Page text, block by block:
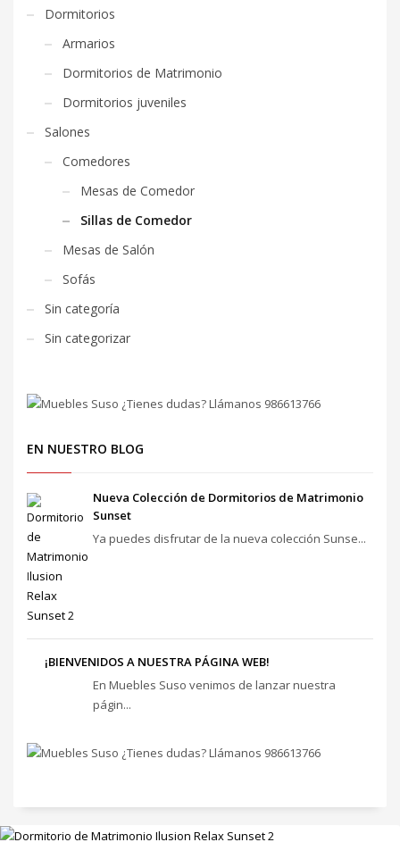
Dormitorios
Armarios
Dormitorios de Matrimonio
Dormitorios juveniles
Salones
Comedores
Mesas de Comedor
Sillas de Comedor
Mesas de Salón
Sofás
Sin categoría
Sin categorizar
EN NUESTRO BLOG
Nueva Colección de Dormitorios de Matrimonio
Sunset
Ya puedes disfrutar de la nueva colección Sunse...
¡BIENVENIDOS A NUESTRA PÁGINA WEB!
En Muebles Suso venimos de lanzar nuestra
págin...